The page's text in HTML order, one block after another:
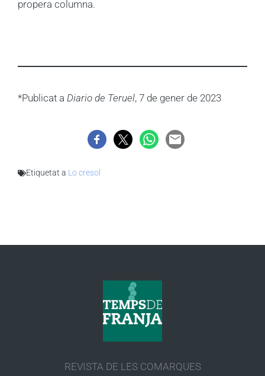
propera columna.
*Publicat a Diario de Teruel, 7 de gener de 2023
Etiquetat a Lo cresol
REVISTA DE LES COMARQUES